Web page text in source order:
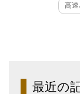
高
最近の